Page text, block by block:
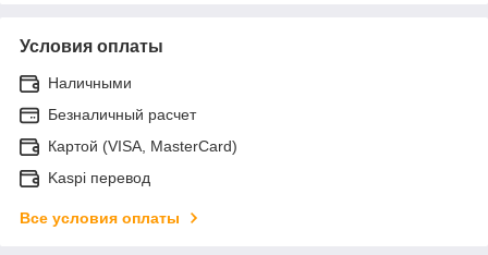
Условия оплаты
Наличными
Безналичный расчет
Картой (VISA, MasterCard)
Kaspi перевод
Все условия оплаты